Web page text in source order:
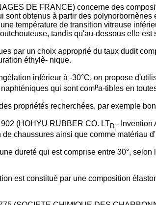
DE FRANCE) concerne des
sont obtenus à partir des
température de transition vitreuse
tandis qu'au-dessous elle est
par un choix approprié du taux dudit
éthylè- nique.
inférieur à -30°C, on propose
qui sont compa-tibles en
propriétés recherchées, par exemple
(HOHYU RUBBER CO. LTD - Invention
chaussures ainsi que comme matériau
dureté qui est comprise entre 30°,
est constitué par une composition